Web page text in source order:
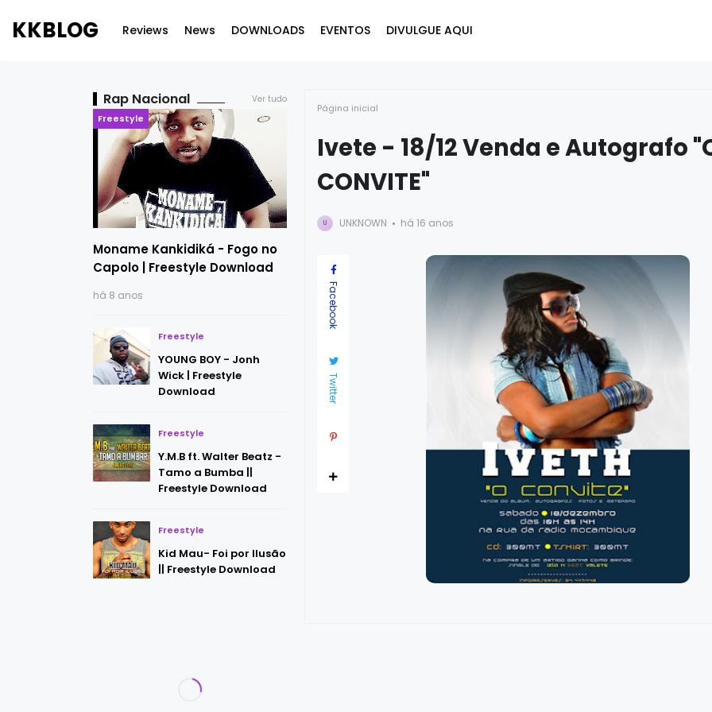
KKBLOG Reviews News DOWNLOADS EVENTOS DIVULGUE AQUI
Rap Nacional Ver tudo
Freestyle
Moname Kankidiká - Fogo no
Capolo | Freestyle Download
há 8 anos
Freestyle
YOUNG BOY - Jonh
Wick | Freestyle
Download
Freestyle
Y.M.B ft. Walter Beatz -
Tamo a Bumba ||
Freestyle Download
Freestyle
Kid Mau- Foi por Ilusão
|| Freestyle Download
Página inicial
Ivete - 18/12 Venda e Autografo
CONVITE"
U UNKNOWN há 16 anos
Facebook
Twitter